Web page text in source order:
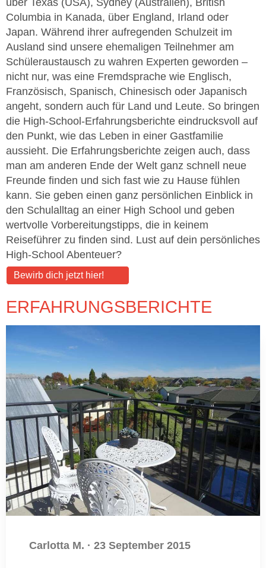
Columbia in Kanada, über England, Irland oder
Japan. Während ihrer aufregenden Schulzeit im
Ausland sind unsere ehemaligen Teilnehmer am
Schüleraustausch zu wahren Experten geworden –
nicht nur, was eine Fremdsprache wie Englisch,
Französisch, Spanisch, Chinesisch oder Japanisch
angeht, sondern auch für Land und Leute. So bringen
die High-School-Erfahrungsberichte eindrucksvoll auf
den Punkt, wie das Leben in einer Gastfamilie
aussieht. Die Erfahrungsberichte zeigen auch, dass
man am anderen Ende der Welt ganz schnell neue
Freunde finden und sich fast wie zu Hause fühlen
kann. Sie geben einen ganz persönlichen Einblick in
den Schulalltag an einer High School und geben
wertvolle Vorbereitungstipps, die in keinem
Reiseführer zu finden sind. Lust auf dein persönliches
High-School Abenteuer?
Bewirb dich jetzt hier!
ERFAHRUNGSBERICHTE
Carlotta M. · 23 September 2015